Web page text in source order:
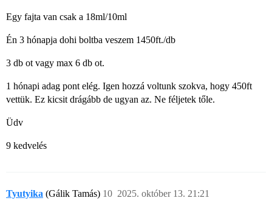
Egy fajta van csak a 18ml/10ml
Én 3 hónapja dohi boltba veszem 1450ft./db
3 db ot vagy max 6 db ot.
1 hónapi adag pont elég. Igen hozzá voltunk szokva, hogy 450ft
vettük. Ez kicsit drágább de ugyan az. Ne féljetek tőle.
Üdv
9 kedvelés
Tyutyika (Gálik Tamás) 2025. október 13. 21:21
10